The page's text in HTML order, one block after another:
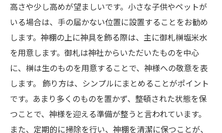
高さや少し高めが望ましいです。小さな子供やペットが
いる場合は、手の届かない位置に設置することをお勧め
します。神棚の上に神具を飾る際は、主に御札榊塩米水
を用意します。御札は神社からいただいたものを中心
に、榊は生のものを用意することで、神様への敬意を表
します。 飾り方は、シンプルにまとめることがポイント
です。あまり多くのものを置かず、整頓された状態を保
つことで、神様を迎える準備が整うと言われています。
また、定期的に掃除を行い、神棚を清潔に保つことが、